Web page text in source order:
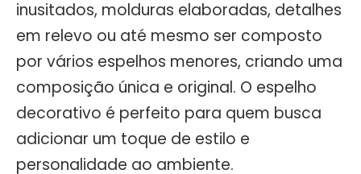
inusitados, molduras elaboradas, detalhes
em relevo ou até mesmo ser composto
por vários espelhos menores, criando uma
composição única e original. O espelho
decorativo é perfeito para quem busca
adicionar um toque de estilo e
personalidade ao ambiente.